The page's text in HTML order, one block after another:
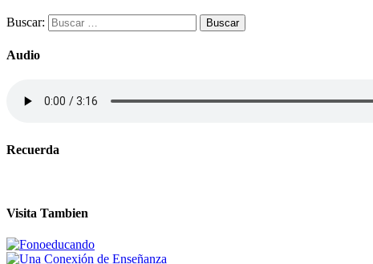
Buscar:
Audio
Recuerda
Visita Tambien